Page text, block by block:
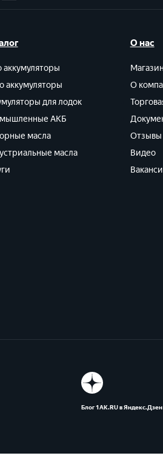
аккумуляторы
аккумуляторы
для лодок
АКБ
масла
масла
О нас
О
Отзывы
Видео
Блог 1АК.RU в Яндекс.Дзен